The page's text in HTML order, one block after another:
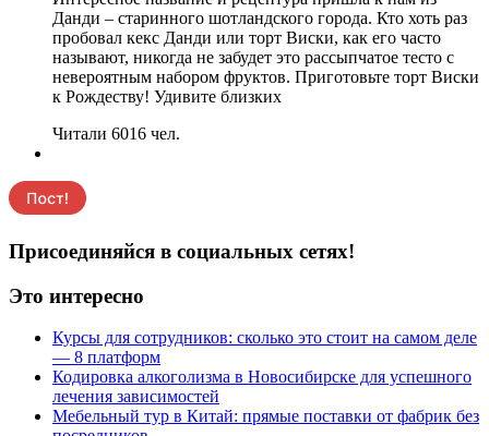
Данди – старинного шотландского города. Кто хоть раз
пробовал кекс Данди или торт Виски, как его часто
называют, никогда не забудет это рассыпчатое тесто с
невероятным набором фруктов. Приготовьте торт Виски
к Рождеству! Удивите близких
Читали 6016 чел.
Присоединяйся в социальных сетях!
Это интересно
Курсы для сотрудников: сколько это стоит на самом деле
— 8 платформ
Кодировка алкоголизма в Новосибирске для успешного
лечения зависимостей
Мебельный тур в Китай: прямые поставки от фабрик без